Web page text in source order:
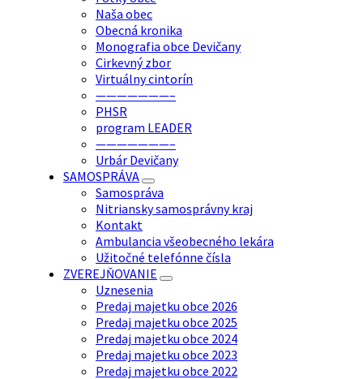
Naša obec
Obecná kronika
Monografia obce Devičany
Cirkevný zbor
Virtuálny cintorín
———————–
PHSR
program LEADER
———————–
Urbár Devičany
SAMOSPRÁVA
Samospráva
Nitriansky samosprávny kraj
Kontakt
Ambulancia všeobecného lekára
Užitočné telefónne čísla
ZVEREJŇOVANIE
Uznesenia
Predaj majetku obce 2026
Predaj majetku obce 2025
Predaj majetku obce 2024
Predaj majetku obce 2023
Predaj majetku obce 2022